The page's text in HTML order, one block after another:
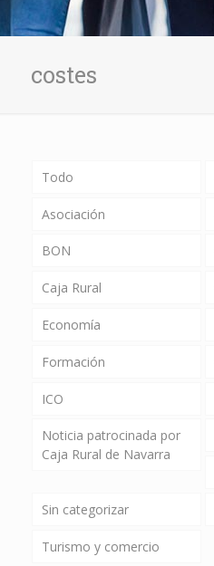
costes
Todo
Asociación
BON
Caja Rural
Economía
Formación
ICO
Noticia patrocinada por
Caja Rural de Navarra
Sin categorizar
Turismo y comercio